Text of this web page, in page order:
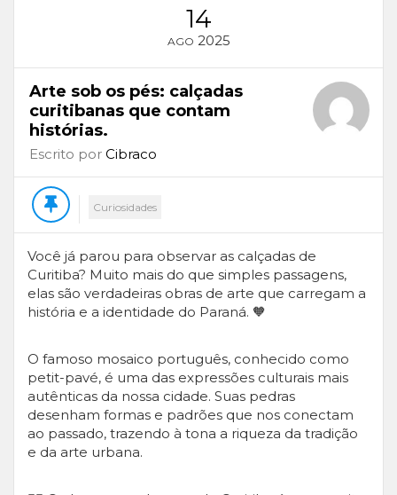
14
AGO 2025
Arte sob os pés: calçadas
curitibanas que contam
histórias.
Escrito por Cibraco
Curiosidades
Você já parou para observar as calçadas de
Curitiba? Muito mais do que simples passagens,
elas são verdadeiras obras de arte que carregam a
história e a identidade do Paraná. 🧡
O famoso mosaico português, conhecido como
petit-pavé, é uma das expressões culturais mais
autênticas da nossa cidade. Suas pedras
desenham formas e padrões que nos conectam
ao passado, trazendo à tona a riqueza da tradição
e da arte urbana.